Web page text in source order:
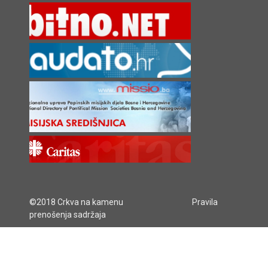
©2018 Crkva na kamenu
Pravila
prenošenja sadržaja